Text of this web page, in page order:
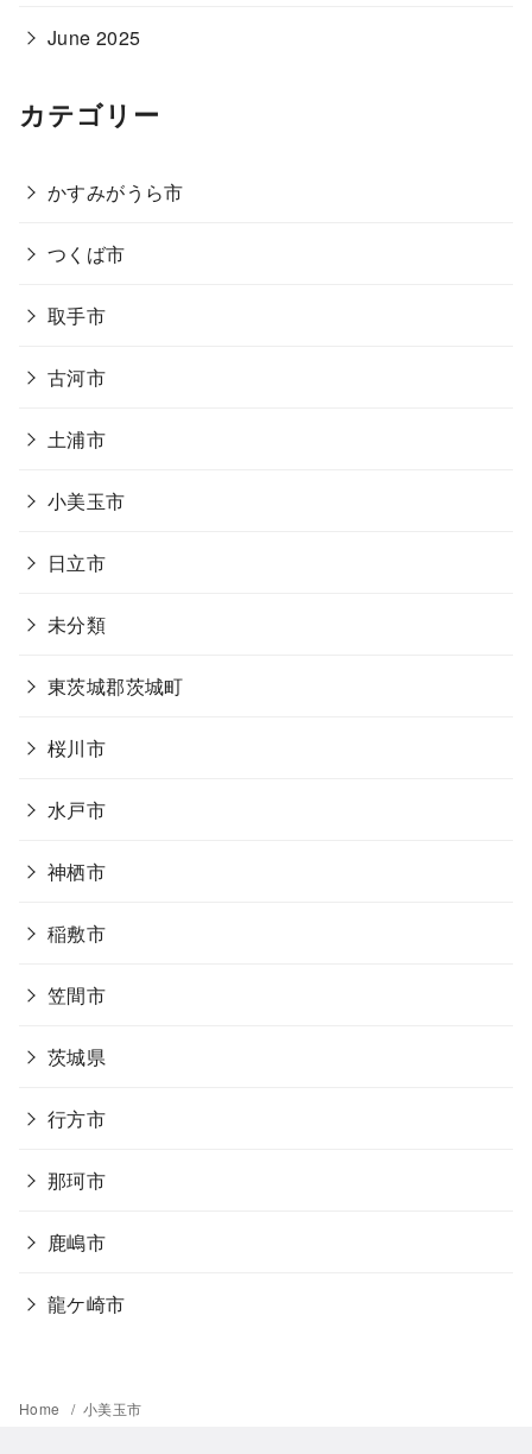
June 2025
カテゴリー
かすみがうら市
つくば市
取手市
古河市
土浦市
小美玉市
日立市
未分類
東茨城郡茨城町
桜川市
水戸市
神栖市
稲敷市
笠間市
茨城県
行方市
那珂市
鹿嶋市
龍ケ崎市
Home 小美玉市